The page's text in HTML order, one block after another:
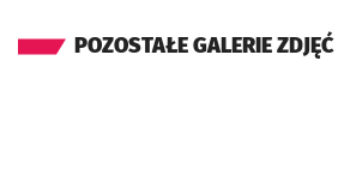
POZOSTAŁE GALERIE ZDJĘĆ